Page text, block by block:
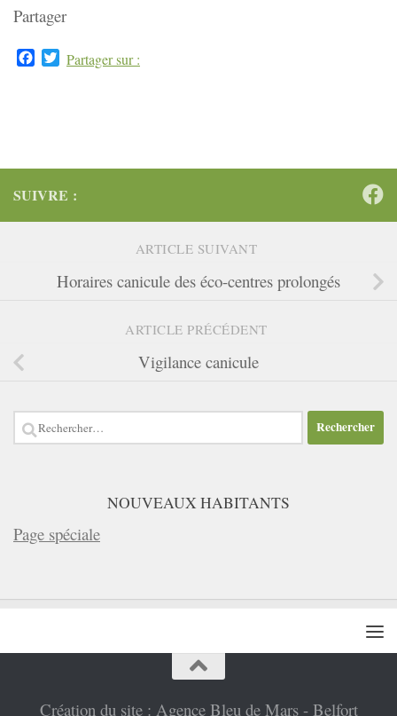
Partager
Facebook
Twitter
Partager sur :
SUIVRE :
ARTICLE SUIVANT
Horaires canicule des éco-centres prolongés
ARTICLE PRÉCÉDENT
Vigilance canicule
Rechercher :
NOUVEAUX HABITANTS
Page spéciale
Création du site : Agence Bleu de Mars - Belfort